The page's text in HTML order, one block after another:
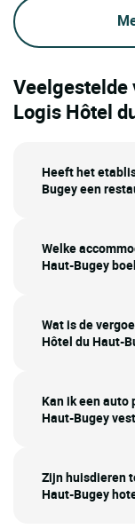
Veelgestelde
Logis Hôtel
Heeft het
Bugey een
Welke
Haut-Bugey
Wat is de
Hôtel du Haut-
Kan ik een auto
Haut-Bugey
Zijn huisdieren
Haut-Bugey